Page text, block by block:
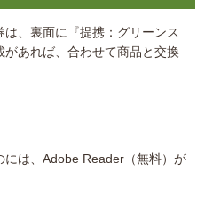
は、裏面に『提携：グリーンス
があれば、合わせて商品と交換
は、Adobe Reader（無料）が